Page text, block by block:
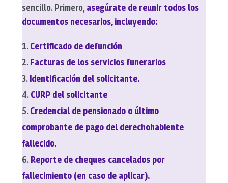
sencillo. Primero, asegúrate de reunir todos los
documentos necesarios, incluyendo:
Certificado de defunción
Facturas de los servicios funerarios
Identificación del solicitante.
CURP del solicitante
Credencial de pensionado o último
comprobante de pago del derechohabiente
fallecido.
Reporte de cheques cancelados por
fallecimiento (en caso de aplicar).